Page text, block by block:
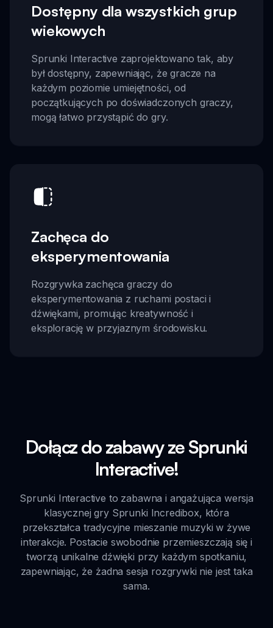
Dostępny dla wszystkich grup
wiekowych
Sprunki Interactive zaprojektowano tak, aby
był dostępny, zapewniając, że gracze na
każdym poziomie umiejętności, od
początkujących po doświadczonych graczy,
mogą łatwo przystąpić do gry.
Zachęca do
eksperymentowania
Rozgrywka zachęca graczy do
eksperymentowania z ruchami postaci i
dźwiękami, promując kreatywność i
eksplorację w przyjaznym środowisku.
Dołącz do zabawy ze Sprunki
Interactive!
Sprunki Interactive to zabawna i angażująca wersja
klasycznej gry Sprunki Incredibox, która
przekształca tradycyjne mieszanie muzyki w żywe
interakcje. Postacie swobodnie przemieszczają się i
tworzą unikalne dźwięki przy każdym spotkaniu,
zapewniając, że żadna sesja rozgrywki nie jest taka
sama.